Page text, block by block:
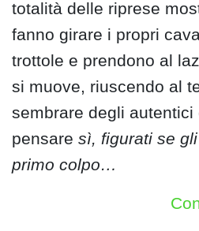
totalità delle riprese
fanno girare i propri
trottole e prendono al
si muove, riuscendo al
sembrare degli
pensare sì, figurati se
primo colpo…